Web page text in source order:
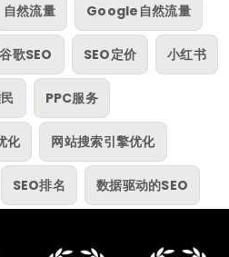
自然流量 Google自然流量
谷歌SEO SEO定价 小红书
PPC服务
化 网站搜索引擎优化
SEO排名 数据驱动的SEO